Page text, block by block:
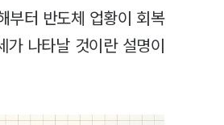
부터 반도체 업황이 회복
나타날 것이란 설명이